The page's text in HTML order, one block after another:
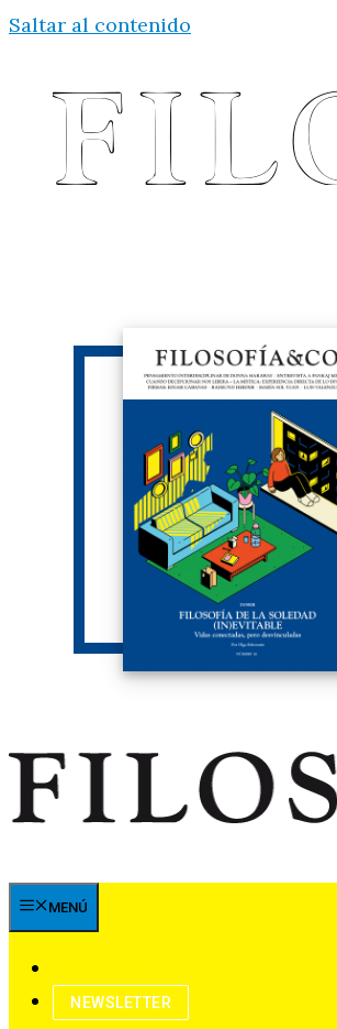
Saltar al contenido
MENÚ
NEWSLETTER